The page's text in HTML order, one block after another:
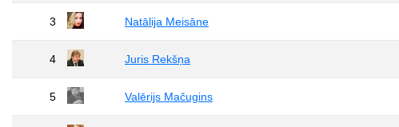
3 Natālija Meisāne
4 Juris Rekšņa
5 Valērijs Mačugins